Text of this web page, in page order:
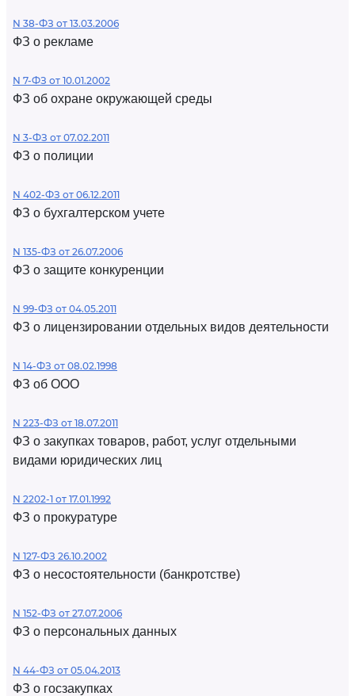
N 38-ФЗ от 13.03.2006
ФЗ о рекламе
N 7-ФЗ от 10.01.2002
ФЗ об охране окружающей среды
N 3-ФЗ от 07.02.2011
ФЗ о полиции
N 402-ФЗ от 06.12.2011
ФЗ о бухгалтерском учете
N 135-ФЗ от 26.07.2006
ФЗ о защите конкуренции
N 99-ФЗ от 04.05.2011
ФЗ о лицензировании отдельных видов деятельности
N 14-ФЗ от 08.02.1998
ФЗ об ООО
N 223-ФЗ от 18.07.2011
ФЗ о закупках товаров, работ, услуг отдельными
видами юридических лиц
N 2202-1 от 17.01.1992
ФЗ о прокуратуре
N 127-ФЗ 26.10.2002
ФЗ о несостоятельности (банкротстве)
N 152-ФЗ от 27.07.2006
ФЗ о персональных данных
N 44-ФЗ от 05.04.2013
ФЗ о госзакупках